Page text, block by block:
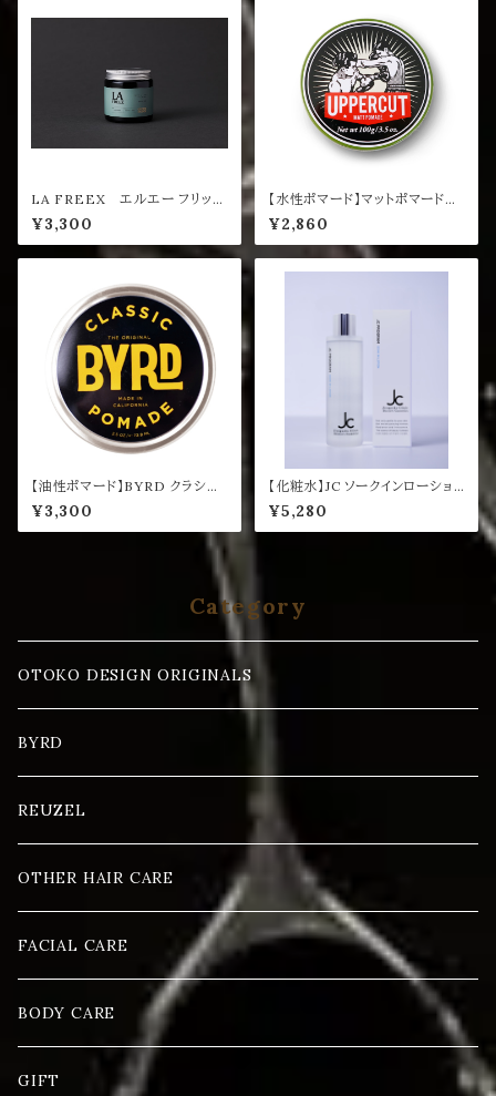
LA FREEX エルエー フリック
ス【スタイリングスライム】
¥3,300
【水性ポマード】マットポマード_
R／UPPERCUT
¥2,860
【油性ポマード】BYRD クラシッ
クポマード 85g
¥3,300
【化粧水】JC ソークインローショ
ン 200mL
¥5,280
Category
OTOKO DESIGN ORIGINALS
BYRD
REUZEL
OTHER HAIR CARE
FACIAL CARE
BODY CARE
GIFT